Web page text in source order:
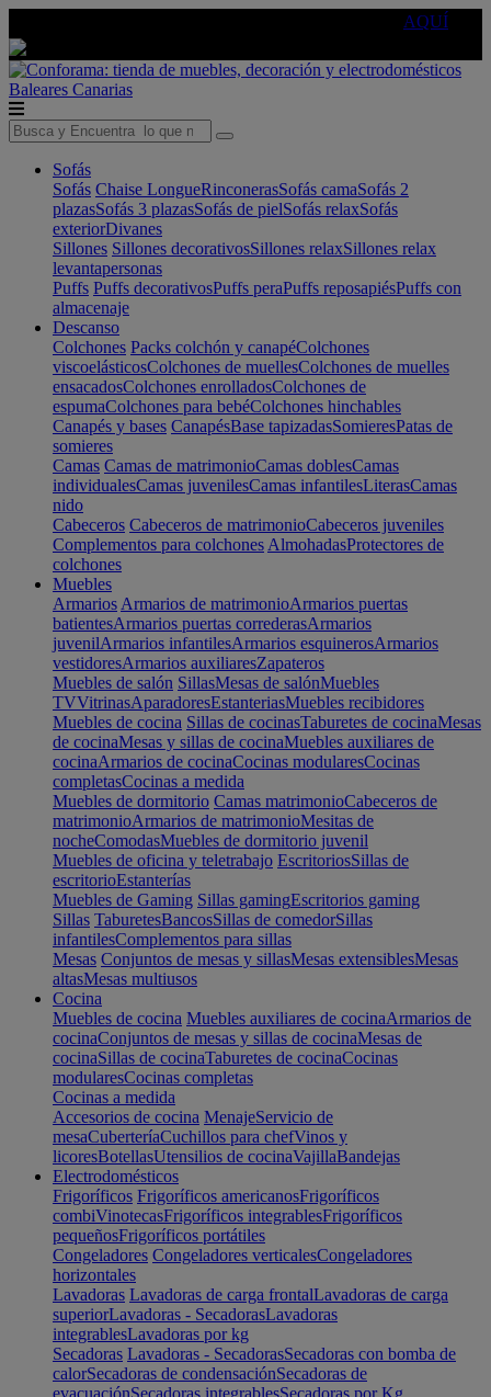
AQUÍ
Baleares Canarias
Sofás
Sofás Chaise LongueRinconerasSofás camaSofás 2
plazasSofás 3 plazasSofás de pielSofás relaxSofás
exteriorDivanes
Sillones Sillones decorativosSillones relaxSillones relax
levantapersonas
Puffs Puffs decorativosPuffs peraPuffs reposapiésPuffs con
almacenaje
Descanso
Colchones Packs colchón y canapéColchones
viscoelásticosColchones de muellesColchones de muelles
ensacadosColchones enrolladosColchones de
espumaColchones para bebéColchones hinchables
Canapés y bases CanapésBase tapizadasSomieresPatas de
somieres
Camas Camas de matrimonioCamas doblesCamas
individualesCamas juvenilesCamas infantilesLiterasCamas
nido
Cabeceros Cabeceros de matrimonioCabeceros juveniles
Complementos para colchones AlmohadasProtectores de
colchones
Muebles
Armarios Armarios de matrimonioArmarios puertas
batientesArmarios puertas correderasArmarios
juvenilArmarios infantilesArmarios esquinerosArmarios
vestidoresArmarios auxiliaresZapateros
Muebles de salón SillasMesas de salónMuebles
TVVitrinasAparadoresEstanteriasMuebles recibidores
Muebles de cocina Sillas de cocinasTaburetes de cocinaMesas
de cocinaMesas y sillas de cocinaMuebles auxiliares de
cocinaArmarios de cocinaCocinas modularesCocinas
completasCocinas a medida
Muebles de dormitorio Camas matrimonioCabeceros de
matrimonioArmarios de matrimonioMesitas de
nocheComodasMuebles de dormitorio juvenil
Muebles de oficina y teletrabajo EscritoriosSillas de
escritorioEstanterías
Muebles de Gaming Sillas gamingEscritorios gaming
Sillas TaburetesBancosSillas de comedorSillas
infantilesComplementos para sillas
Mesas Conjuntos de mesas y sillasMesas extensiblesMesas
altasMesas multiusos
Cocina
Muebles de cocina Muebles auxiliares de cocinaArmarios de
cocinaConjuntos de mesas y sillas de cocinaMesas de
cocinaSillas de cocinaTaburetes de cocinaCocinas
modularesCocinas completas
Cocinas a medida
Accesorios de cocina MenajeServicio de
mesaCuberteríaCuchillos para chefVinos y
licoresBotellasUtensilios de cocinaVajillaBandejas
Electrodomésticos
Frigoríficos Frigoríficos americanosFrigoríficos
combiVinotecasFrigoríficos integrablesFrigoríficos
pequeñosFrigoríficos portátiles
Congeladores Congeladores verticalesCongeladores
horizontales
Lavadoras Lavadoras de carga frontalLavadoras de carga
superiorLavadoras - SecadorasLavadoras
integrablesLavadoras por kg
Secadoras Lavadoras - SecadorasSecadoras con bomba de
calorSecadoras de condensaciónSecadoras de
evacuaciónSecadoras integrablesSecadoras por Kg